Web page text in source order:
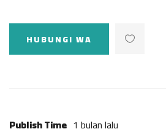
HUBUNGI WA
Publish Time 1 bulan lalu